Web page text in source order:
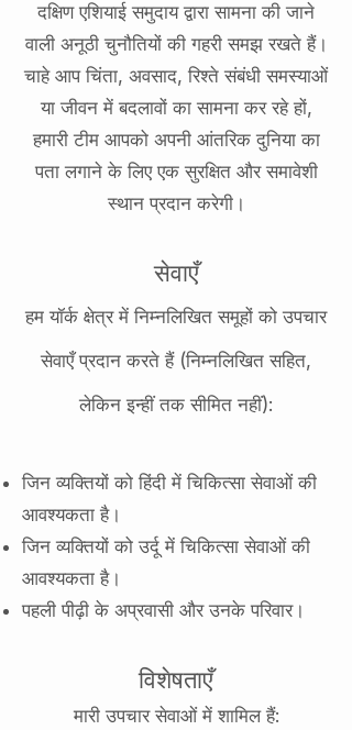
दक्षिण एशियाई समुदाय द्वारा सामना की जाने
वाली अनूठी चुनौतियों की गहरी समझ रखते हैं।
चाहे आप चिंता, अवसाद, रिश्ते संबंधी समस्याओं
या जीवन में बदलावों का सामना कर रहे हों,
हमारी टीम आपको अपनी आंतरिक दुनिया का
पता लगाने के लिए एक सुरक्षित और समावेशी
स्थान प्रदान करेगी।
सेवाएँ
हम यॉर्क क्षेत्र में निम्नलिखित समूहों को उपचार
सेवाएँ प्रदान करते हैं (निम्नलिखित सहित,
लेकिन इन्हीं तक सीमित नहीं):
जिन व्यक्तियों को हिंदी में चिकित्सा सेवाओं की
आवश्यकता है।
जिन व्यक्तियों को उर्दू में चिकित्सा सेवाओं की
आवश्यकता है।
पहली पीढ़ी के अप्रवासी और उनके परिवार।
विशेषताएँ
मारी उपचार सेवाओं में शामिल हैं: